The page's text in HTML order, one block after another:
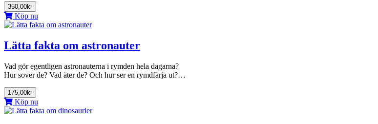
350,00kr
Köp nu
Lätta fakta om astronauter
Vad gör egentligen astronauterna i rymden hela dagarna?
Hur sover de? Vad äter de? Och hur ser en rymdfärja ut?…
175,00kr
Köp nu